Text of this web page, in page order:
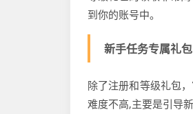
到你的账号中。
新手任务专属礼
除了注册和等级礼包
难度不高,主要是引导